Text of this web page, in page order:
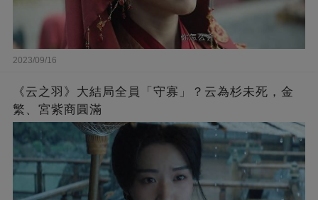
2023/09/16
《云之羽》大結局全員「守寡」？云為杉未死，金
繁、宮紫商圓滿